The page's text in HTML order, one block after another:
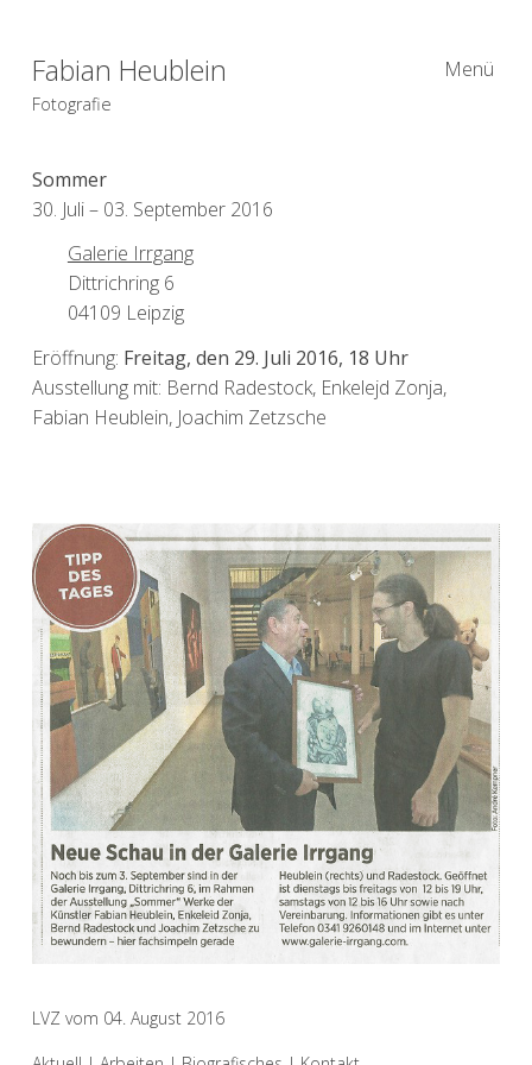
Fabian Heublein
Fotografie
Menü
Sommer
30. Juli – 03. September 2016
Galerie Irrgang
Dittrichring 6
04109 Leipzig
Eröffnung: Freitag, den 29. Juli 2016, 18 Uhr
Ausstellung mit: Bernd Radestock, Enkelejd Zonja,
Fabian Heublein, Joachim Zetzsche
LVZ vom 04. August 2016